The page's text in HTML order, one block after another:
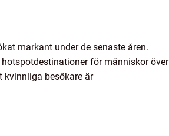
markant under de senaste åren.
för människor över
kvinnliga besökare är